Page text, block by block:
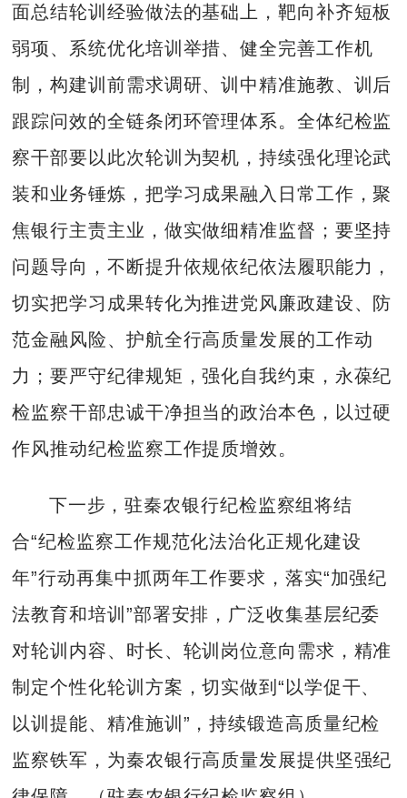
面总结轮训经验做法的基础上，靶向补齐短板
弱项、系统优化培训举措、健全完善工作机
制，构建训前需求调研、训中精准施教、训后
跟踪问效的全链条闭环管理体系。全体纪检监
察干部要以此次轮训为契机，持续强化理论武
装和业务锤炼，把学习成果融入日常工作，聚
焦银行主责主业，做实做细精准监督；要坚持
问题导向，不断提升依规依纪依法履职能力，
切实把学习成果转化为推进党风廉政建设、防
范金融风险、护航全行高质量发展的工作动
力；要严守纪律规矩，强化自我约束，永葆纪
检监察干部忠诚干净担当的政治本色，以过硬
作风推动纪检监察工作提质增效。
下一步，驻秦农银行纪检监察组将结
合“纪检监察工作规范化法治化正规化建设
年”行动再集中抓两年工作要求，落实“加强纪
法教育和培训”部署安排，广泛收集基层纪委
对轮训内容、时长、轮训岗位意向需求，精准
制定个性化轮训方案，切实做到“以学促干、
以训提能、精准施训”，持续锻造高质量纪检
监察铁军，为秦农银行高质量发展提供坚强纪